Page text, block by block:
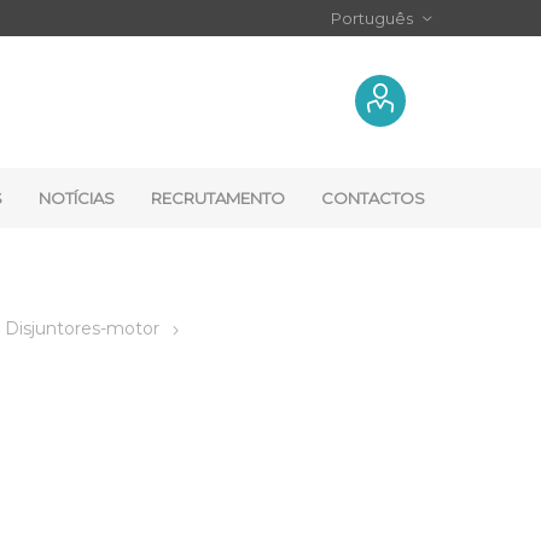
NOTÍCIAS RECRUTAMENTO CONTACTOS
Disjuntores-motor